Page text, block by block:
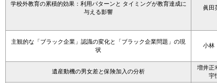
学校外教育の累積的効果：利用パターンと タイミングが教育達成に
与える影響
眞田
主観的な「ブラック企業」認識の変化と「ブラック企業問題」の現
状
小
遺産動機の男女差と保険加入の分析
増井正
宇